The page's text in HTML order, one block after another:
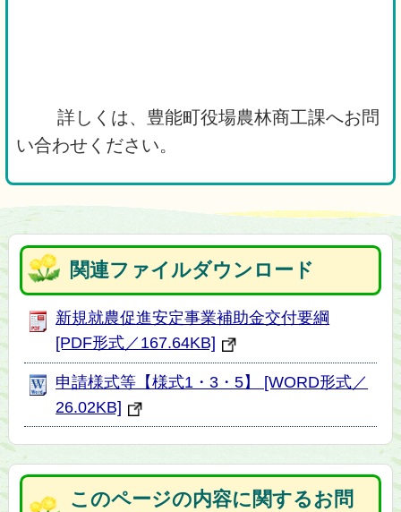
詳しくは、豊能町役場農林商工課へお問
い合わせください。
関連ファイルダウンロード
新規就農促進安定事業補助金交付要綱
[PDF形式／167.64KB]
申請様式等【様式1・3・5】 [WORD形式／
26.02KB]
このページの内容に関するお問